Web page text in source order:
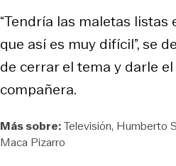
“Tendría las maletas listas
que así es muy difícil”, se
de cerrar el tema y darle
compañera.
Más sobre:Televisión Humberto
Maca Pizarro